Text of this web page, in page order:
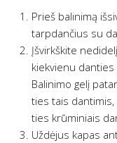
Prieš balinimą
tarpdančius su
Įšvirkškite
kiekvienu
Balinimo gelį
ties tais
ties krūminiais
Uždėjus kapas